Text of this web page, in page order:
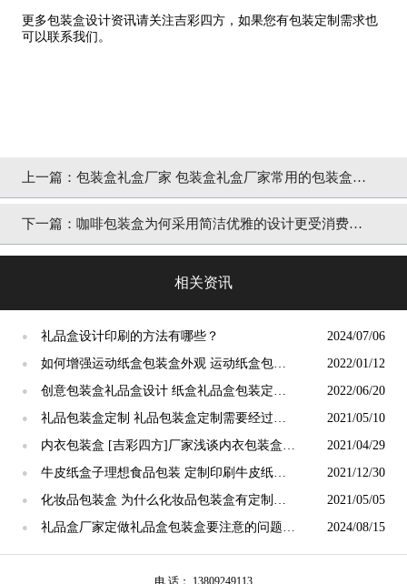
更多包装盒设计资讯请关注吉彩四方，如果您有包装定制需求也
可以联系我们。
上一篇： 包装盒礼盒厂家 包装盒礼盒厂家常用的包装盒盒
型简介 [吉彩四方]
下一篇： 咖啡包装盒为何采用简洁优雅的设计更受消费者
相关资讯
● 礼品盒设计印刷的方法有哪些？ 2024/07/06
●
如何增强运动纸盒包装盒外观 运动纸盒包装
盒定做的提示[吉彩四方]
2022/01/12
●
创意包装盒礼品盒设计 纸盒礼品盒包装定制
[吉彩四方]
2022/06/20
●
礼品包装盒定制 礼品包装盒定制需要经过哪
些步骤 [吉彩四方]包装盒设计定制
2021/05/10
●
内衣包装盒 [吉彩四方]厂家浅谈内衣包装盒的
发展空间
2021/04/29
●
牛皮纸盒子理想食品包装 定制印刷牛皮纸盒
子[吉彩四方]
2021/12/30
●
化妆品包装盒 为什么化妆品包装盒有定制的
必要性[吉彩四方]
2021/05/05
●
礼品盒厂家定做礼品盒包装盒要注意的问题有
哪些？
2024/08/15
电 话： 13809249113